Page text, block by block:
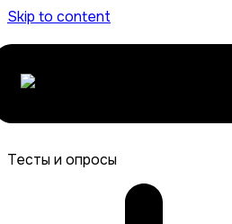
Skip to content
Тесты и опросы